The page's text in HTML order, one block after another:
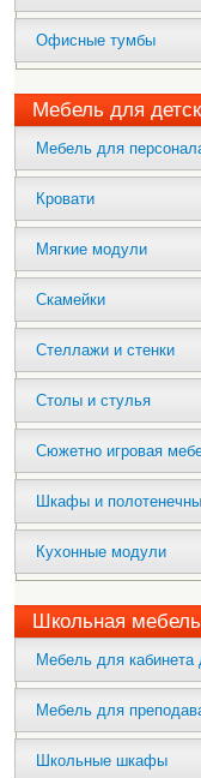
Офисные тумбы
Мебель для
Мебель для
Кровати
Мягкие модули
Скамейки
Стеллажи и стенки
Столы и стулья
Сюжетно игровая
Шкафы и
Кухонные модули
Школьная мебель
Мебель для кабинета
Мебель для
Школьные шкафы